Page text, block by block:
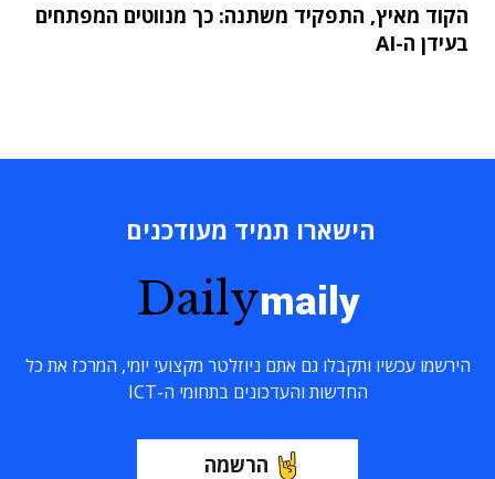
הקוד מאיץ, התפקיד משתנה: כך מנווטים המפתחים
בעידן ה-AI
הישארו תמיד מעודכנים
Dailymaily
הירשמו עכשיו ותקבלו גם אתם ניוזלטר מקצועי יומי, המרכז את כל
החדשות והעדכונים בתחומי ה-ICT
הרשמה